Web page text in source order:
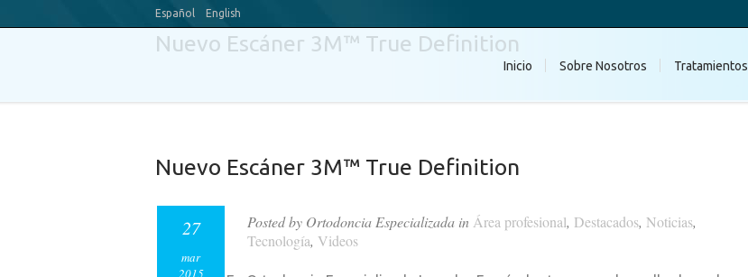
Español English
Inicio Sobre Nosotros Tratamientos
Nuevo Escáner 3M™ True Definition
Nuevo Escáner 3M™ True Definition
Posted by Ortodoncia Especializada in Área profesional, Destacados, Noticias,
Tecnología, Videos
27
mar
2015